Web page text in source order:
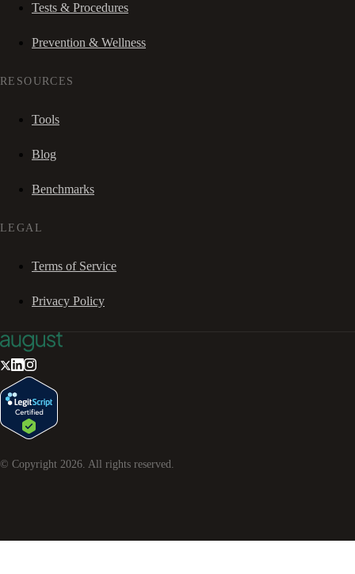
Tests & Procedures
Prevention & Wellness
RESOURCES
Tools
Blog
Benchmarks
LEGAL
Terms of Service
Privacy Policy
© Copyright 2026. All rights reserved.